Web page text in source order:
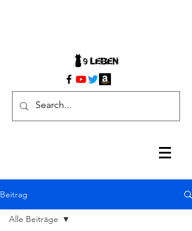
Beitrag
Alle Beiträge